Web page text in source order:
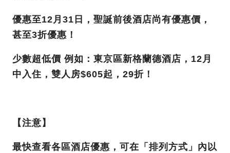
優惠至12月31日，聖誕前後酒店尚有優惠價，
甚至3折優惠！
少數超低價 例如：東京區新格蘭德酒店，12月
中入住，雙人房$605起，29折！
【注意】
最快查看各區酒店優惠，可在「排列方式」內以